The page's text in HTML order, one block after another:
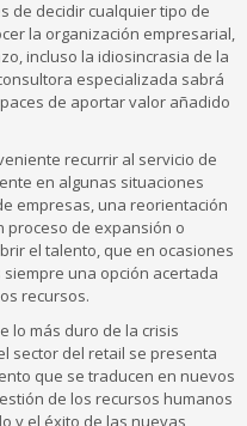
de decidir cualquier tipo de
la organización empresarial,
incluso la idiosincrasia de la
especializada sabrá
de aportar valor añadido
recurrir al servicio de
en algunas situaciones
empresas, una reorientación
proceso de expansión o
el talento, que en ocasiones
siempre una opción acertada
recursos.
lo más duro de la crisis
sector del retail se presenta
que se traducen en nuevos
de los recursos humanos
y el éxito de las nuevas